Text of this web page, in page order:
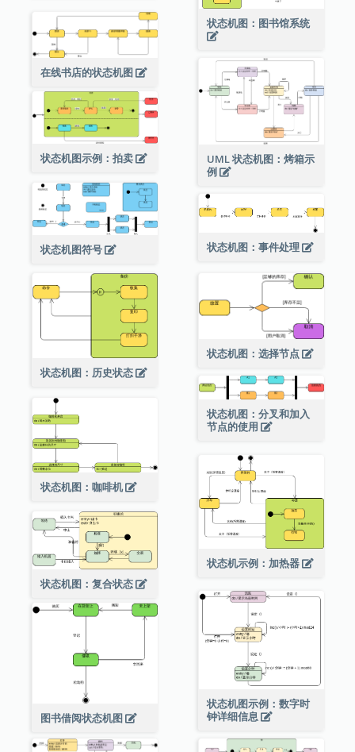
状态机图：图书馆系统
在线书店的状态机图
UML 状态机图：烤箱示
例
状态机图示例：拍卖
状态机图符号 状态机图：事件处理
状态机图：历史状态
状态机图：选择节点
状态机图：分叉和加入
节点的使用
状态机图：咖啡机
状态机示例：加热器
状态机图：复合状态
状态机图示例：数字时
钟详细信息
图书借阅状态机图